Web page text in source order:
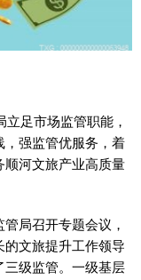
足市场监管职能，
，强监管优服务，着
顺河文旅产业高质量
局召开专题会议，
文旅提升工作领导
三级监管。一级基层